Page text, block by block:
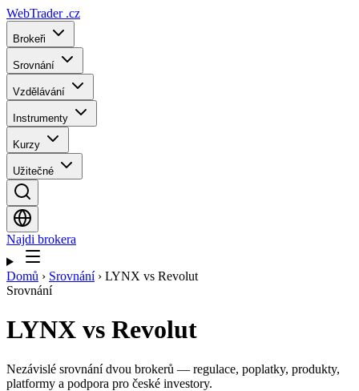
WebTrader .cz
Brokeři
Srovnání
Vzdělávání
Instrumenty
Kurzy
Užitečné
Najdi brokera
Domů › Srovnání › LYNX vs Revolut
Srovnání
LYNX vs Revolut
Nezávislé srovnání dvou brokerů — regulace, poplatky, produkty,
platformy a podpora pro české investory.